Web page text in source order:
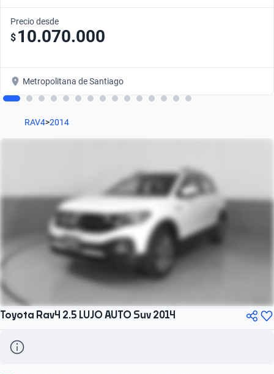
Precio desde
$ 10.070.000
Metropolitana de Santiago
RAV4>2014
Toyota Rav4 2.5 LUJO AUTO Suv 2014